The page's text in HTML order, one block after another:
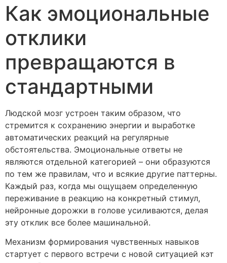
Как эмоциональные
отклики
превращаются в
стандартными
Людской мозг устроен таким образом, что
стремится к сохранению энергии и выработке
автоматических реакций на регулярные
обстоятельства. Эмоциональные ответы не
являются отдельной категорией – они образуются
по тем же правилам, что и всякие другие паттерны.
Каждый раз, когда мы ощущаем определенную
переживание в реакцию на конкретный стимул,
нейронные дорожки в голове усиливаются, делая
эту отклик все более машинальной.
Механизм формирования чувственных навыков
стартует с первого встречи с новой ситуацией кэт